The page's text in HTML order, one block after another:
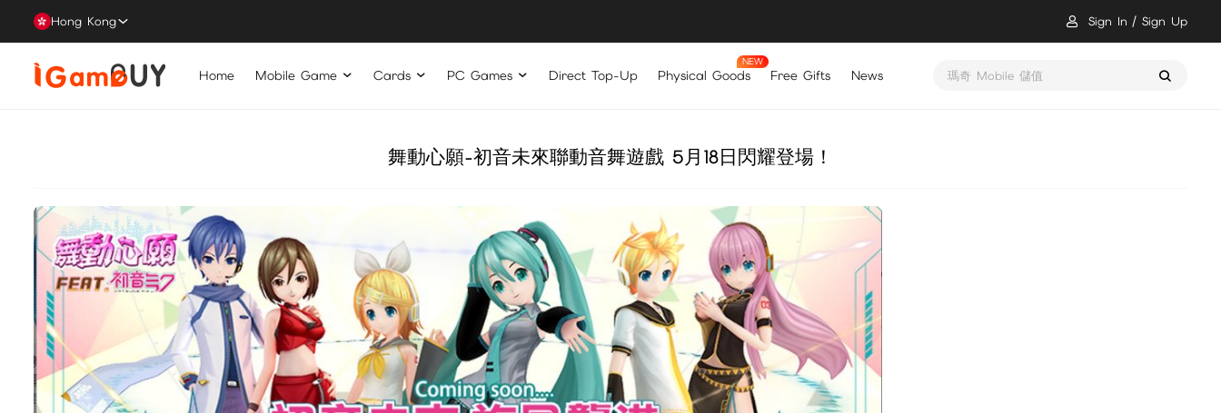
Hong Kong Sign In Sign Up
Home Mobile Game Cards PC Games Direct Top-Up Physical Goods Free Gifts News 瑪奇 Mobile 儲值
舞動心願-初音未來聯動音舞遊戲 5月18日閃耀登場！